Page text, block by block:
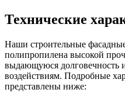
Технические
Наши строительные
полипропилена высокой
выдающуюся долговечность
воздействиям. Подробные
представлены ниже: